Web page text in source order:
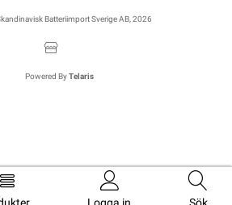
Batteriimport Sverige AB, 2026
Powered ByTelaris